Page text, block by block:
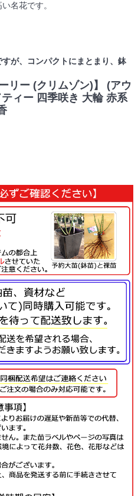
名花です。
が、コンパクトにまとまり、鉢
リー (クリムゾン)】 (アウ
ィー 四季咲き 大輪 赤系